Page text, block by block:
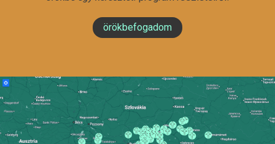
örökbefogadom